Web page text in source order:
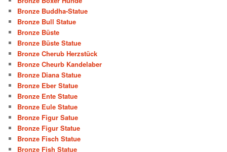
Bronze Buddha-Statue
Bronze Bull Statue
Bronze Büste
Bronze Büste Statue
Bronze Cherub Herzstück
Bronze Cheurb Kandelaber
Bronze Diana Statue
Bronze Eber Statue
Bronze Ente Statue
Bronze Eule Statue
Bronze Figur Satue
Bronze Figur Statue
Bronze Fisch Statue
Bronze Fish Statue